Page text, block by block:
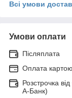
Всі умови
Умови оплати
Післяплата
Оплата
Розстрочка
А-Банк)